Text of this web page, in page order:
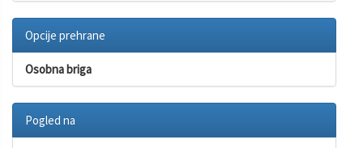
Opcije prehrane
Osobna briga
Pogled na